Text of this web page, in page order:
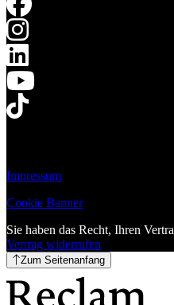
Impressum
Cookie Banner
Sie haben das Recht, Ihren
Vertrag widerrufen
Zum Seitenanfang